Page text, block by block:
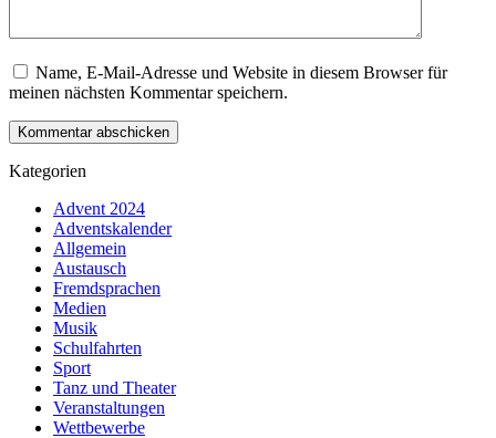
Name, E-Mail-Adresse und Website in diesem Browser für
meinen nächsten Kommentar speichern.
Kategorien
Advent 2024
Adventskalender
Allgemein
Austausch
Fremdsprachen
Medien
Musik
Schulfahrten
Sport
Tanz und Theater
Veranstaltungen
Wettbewerbe